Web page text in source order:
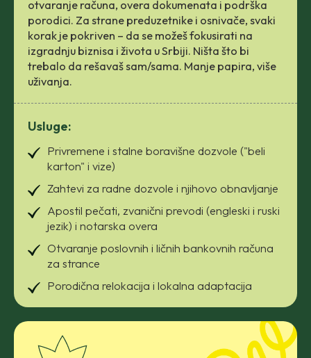
otvaranje računa, overa dokumenata i podrška
porodici. Za strane preduzetnike i osnivače, svaki
korak je pokriven – da se možeš fokusirati na
izgradnju biznisa i života u Srbiji. Ništa što bi
trebalo da rešavaš sam/sama. Manje papira, više
uživanja.
Usluge:
Privremene i stalne boravišne dozvole ("beli
karton" i vize)
Zahtevi za radne dozvole i njihovo obnavljanje
Apostil pečati, zvanični prevodi (engleski i ruski
jezik) i notarska overa
Otvaranje poslovnih i ličnih bankovnih računa
za strance
Porodična relokacija i lokalna adaptacija